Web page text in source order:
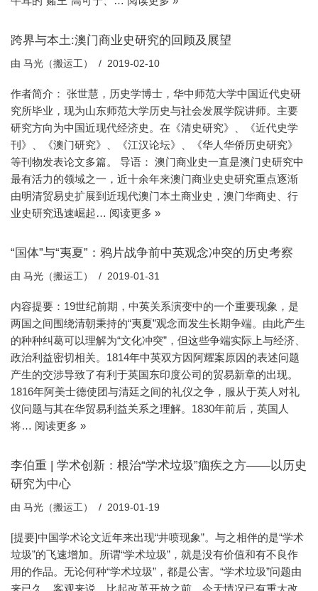
跨界与本土:澳门商业史研究的回顾及展望
由 马光（搬运工） 2019-02-10
作者简介： 张世慧，历史学博士，华中师范大学中国近代史研
究所毕业，现为山东师范大学历史与社会发展学院讲师。主要
研究方向为中国近现代经济史。在《清史研究》、《近代史学
刊》、《澳门研究》、《江汉论坛》、《华人华侨历史研究》
等刊物发表论文多篇。 导语： 澳门商业史一直是澳门史研究中
最有活力的领域之一，近十余年来澳门商业史史研究重点逐渐
由明清贸易史扩展到近现代澳门本土商业史，澳门华商史、行
业史研究迅速崛起… 阅读更多 »
“国体”与“夷夏”：鸦片战争前中英观念冲突的历史考察
由 马光（搬运工） 2019-01-31
内容提要：19世纪前期，中英关系演变中的一个重要现象，是
两国之间围绕清朝秉持的“夷夏”观念而发生长期争端。由此产生
的种种纠葛可以理解为“文化冲突”，但这些争端实际上与经济、
政治利益密切相关。1814年中英双方因阿耀案原因的表述问题
产生的交涉导致了有利于英国东印度公司的贸易新章的出现。
1816年阿美士德使团与清廷之间的礼仪之争，服从于英人对礼
仪问题与其在华贸易利益关系之理解。1830年前后，英国人
将… 阅读更多 »
李伯重 | 学术创新：根治“学术垃圾”痼疾之方——以历史
研究为中心
由 马光（搬运工） 2019-01-19
[提要]中国学术论文近年来出现“井喷现象”。与之相伴的是“学术
垃圾”的飞速增加。所谓“学术垃圾”，就是没有价值和有不良作
用的作品。无论何种“学术垃圾”，都是公害。“学术垃圾”问题由